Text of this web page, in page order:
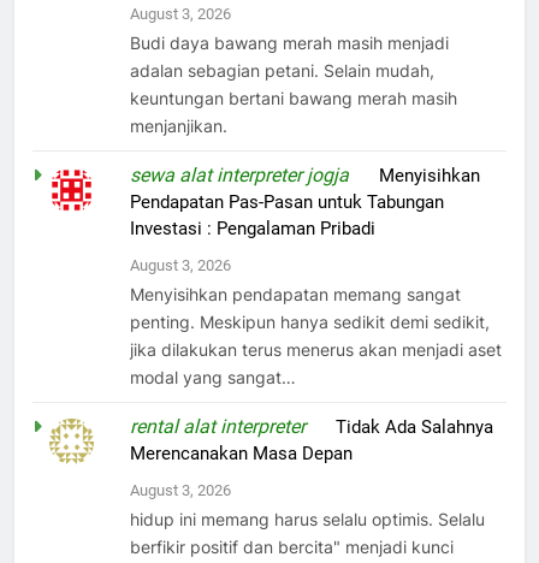
August 3, 2026
Budi daya bawang merah masih menjadi
adalan sebagian petani. Selain mudah,
keuntungan bertani bawang merah masih
menjanjikan.
sewa alat interpreter jogja
Menyisihkan
Pendapatan Pas-Pasan untuk Tabungan
Investasi : Pengalaman Pribadi
August 3, 2026
Menyisihkan pendapatan memang sangat
penting. Meskipun hanya sedikit demi sedikit,
jika dilakukan terus menerus akan menjadi aset
modal yang sangat…
rental alat interpreteronTidak Ada Salahnya
Merencanakan Masa Depan
August 3, 2026
hidup ini memang harus selalu optimis. Selalu
berfikir positif dan bercita" menjadi kunci